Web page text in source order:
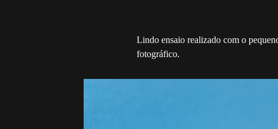
Lindo ensaio realizado com o
fotográfico.